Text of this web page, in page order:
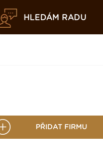
HLEDÁM RADU
PŘIDAT FIRMU